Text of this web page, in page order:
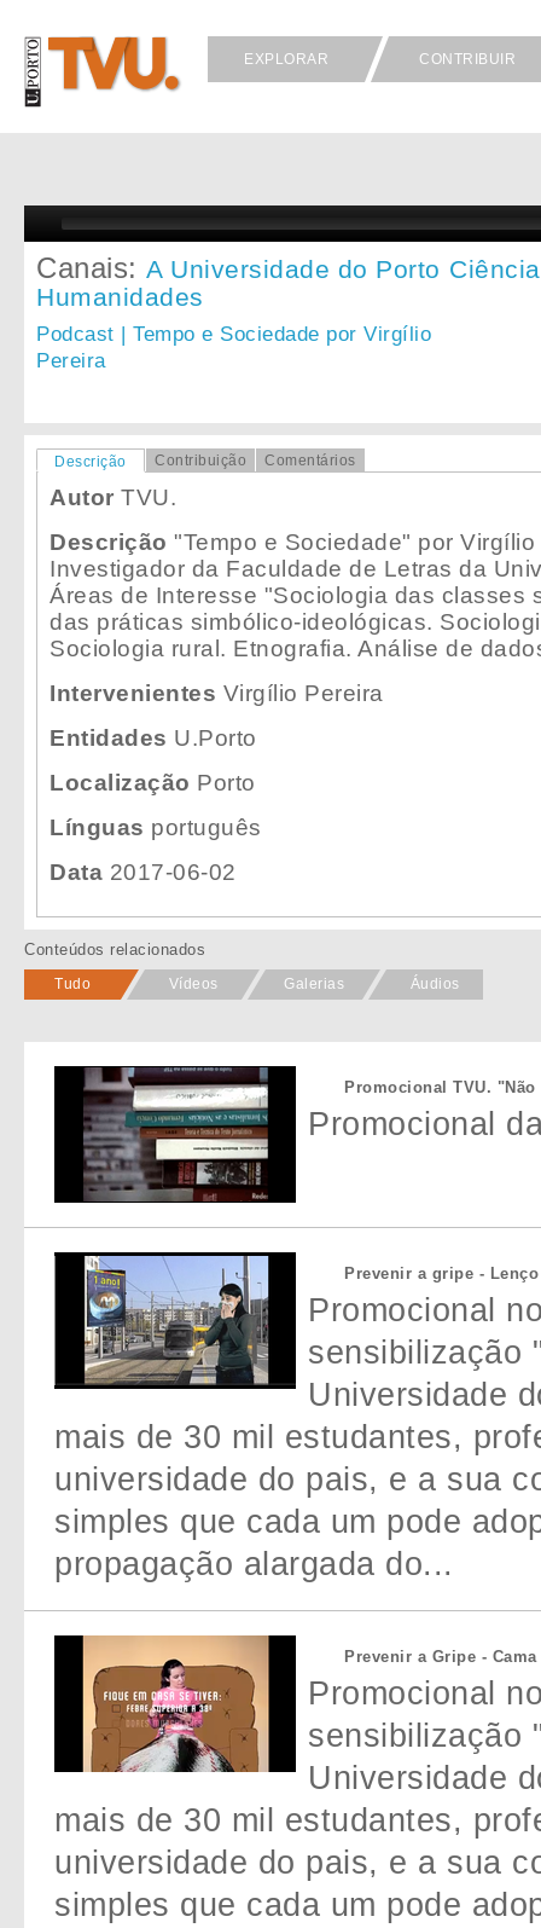
EXPLORAR CONTRIBUIR
Canais: A Universidade do Porto
Humanidades
Podcast | Tempo e Sociedade por Virgílio
Pereira
Descrição Contribuição Comentários
Autor TVU.
Descrição "Tempo e Sociedade" por
Investigador da Faculdade de Letras da
Áreas de Interesse "Sociologia das classes
das práticas simbólico-ideológicas.
Sociologia rural. Etnografia. Análise de
Intervenientes Virgílio Pereira
Entidades U.Porto
Localização Porto
Línguas português
Data 2017-06-02
Conteúdos relacionados
Tudo Vídeos Galerias Áudios
Promocional TVU.
Promocional
Prevenir a gripe - Lenço
Promocional
sensibilização
Universidade
mais de 30 mil estudantes,
universidade do pais, e a sua
simples que cada um pode
propagação alargada do...
Prevenir a Gripe - Cama
Promocional
sensibilização
Universidade
mais de 30 mil estudantes,
universidade do pais, e a sua
simples que cada um pode